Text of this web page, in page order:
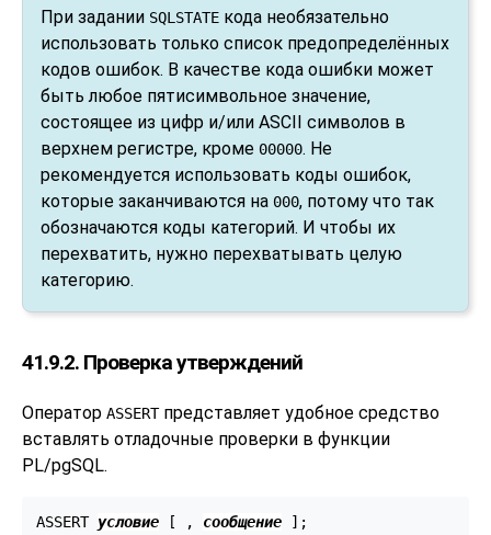
При задании SQLSTATE кода необязательно
использовать только список предопределённых
кодов ошибок. В качестве кода ошибки может
быть любое пятисимвольное значение,
состоящее из цифр и/или ASCII символов в
верхнем регистре, кроме 00000. Не
рекомендуется использовать коды ошибок,
которые заканчиваются на 000, потому что так
обозначаются коды категорий. И чтобы их
перехватить, нужно перехватывать целую
категорию.
41.9.2. Проверка утверждений
Оператор ASSERTпредставляет удобное средство
вставлять отладочные проверки в функции
PL/pgSQL.
ASSERT условие [ , сообщение